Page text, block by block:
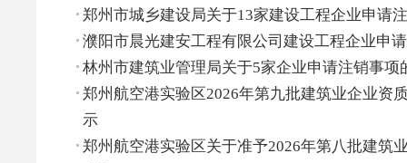
郑州市城乡建设局关于13家建设工程企业申请
濮阳市晨光建安工程有限公司建设工程企业申
林州市建筑业管理局关于5家企业申请注销事项
郑州航空港实验区2026年第九批建筑业企业资
示
郑州航空港实验区关于准予2026年第八批建筑